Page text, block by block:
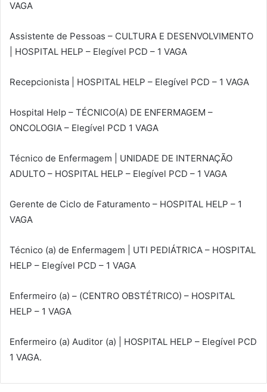
VAGA
Assistente de Pessoas – CULTURA E DESENVOLVIMENTO
| HOSPITAL HELP – Elegível PCD – 1 VAGA
Recepcionista | HOSPITAL HELP – Elegível PCD – 1 VAGA
Hospital Help – TÉCNICO(A) DE ENFERMAGEM –
ONCOLOGIA – Elegível PCD 1 VAGA
Técnico de Enfermagem | UNIDADE DE INTERNAÇÃO
ADULTO – HOSPITAL HELP – Elegível PCD – 1 VAGA
Gerente de Ciclo de Faturamento – HOSPITAL HELP – 1
VAGA
Técnico (a) de Enfermagem | UTI PEDIÁTRICA – HOSPITAL
HELP – Elegível PCD – 1 VAGA
Enfermeiro (a) – (CENTRO OBSTÉTRICO) – HOSPITAL
HELP – 1 VAGA
Enfermeiro (a) Auditor (a) | HOSPITAL HELP – Elegível PCD
1 VAGA.